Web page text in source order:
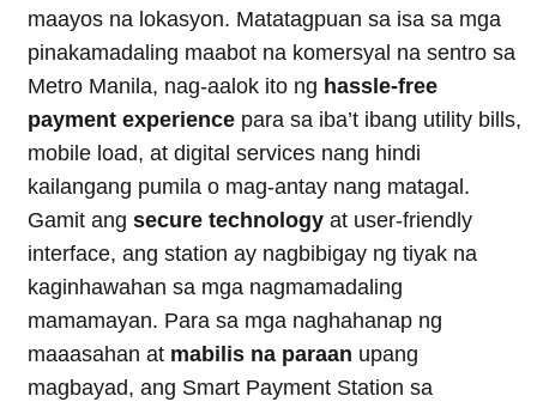
maayos na lokasyon. Matatagpuan sa isa sa mga
pinakamadaling maabot na komersyal na sentro sa
Metro Manila, nag-aalok ito ng hassle-free
payment experience para sa iba’t ibang utility bills,
mobile load, at digital services nang hindi
kailangang pumila o mag-antay nang matagal.
Gamit ang secure technology at user-friendly
interface, ang station ay nagbibigay ng tiyak na
kaginhawahan sa mga nagmamadaling
mamamayan. Para sa mga naghahanap ng
maaasahan at mabilis na paraan upang
magbayad, ang Smart Payment Station sa